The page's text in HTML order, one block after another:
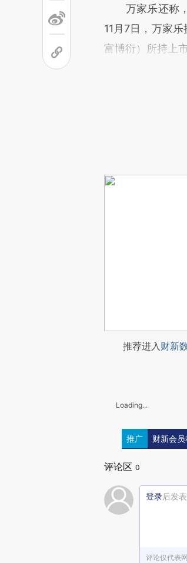
万家乐还称，
11月7日，万家
富博衍）所持上
推荐进入财新
Loading...
推广 财新会
评论区 0
登录后发
评论仅代表